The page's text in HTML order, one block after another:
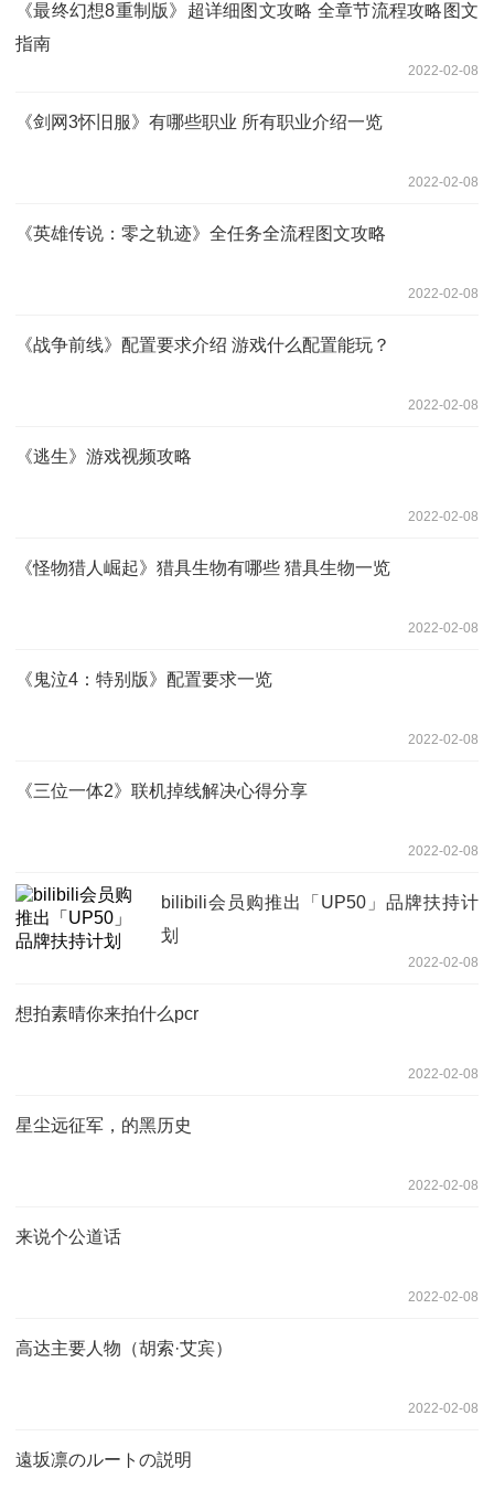
《最终幻想8重制版》超详细图文攻略 全章节流程攻略图文
指南
2022-02-08
《剑网3怀旧服》有哪些职业 所有职业介绍一览
2022-02-08
《英雄传说：零之轨迹》全任务全流程图文攻略
2022-02-08
《战争前线》配置要求介绍 游戏什么配置能玩？
2022-02-08
《逃生》游戏视频攻略
2022-02-08
《怪物猎人崛起》猎具生物有哪些 猎具生物一览
2022-02-08
《鬼泣4：特别版》配置要求一览
2022-02-08
《三位一体2》联机掉线解决心得分享
2022-02-08
bilibili会员购推出「UP50」品牌扶持计
划
2022-02-08
想拍素晴你来拍什么pcr
2022-02-08
星尘远征军，的黑历史
2022-02-08
来说个公道话
2022-02-08
高达主要人物（胡索·艾宾）
2022-02-08
遠坂凛のルートの説明